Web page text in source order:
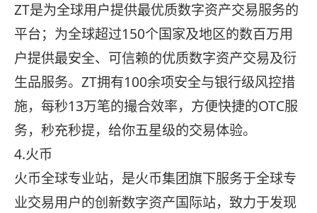
ZT是为全球用户提供最优质数字资产交易服务的
平台；为全球超过150个国家及地区的数百万用
户提供最安全、可信赖的优质数字资产交易及衍
生品服务。ZT拥有100余项安全与银行级风控措
施，每秒13万笔的撮合效率，方便快捷的OTC服
务，秒充秒提，给你五星级的交易体验。
4.火币
火币全球专业站，是火币集团旗下服务于全球专
业交易用户的创新数字资产国际站，致力于发现